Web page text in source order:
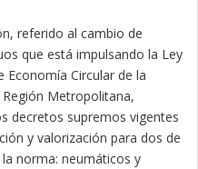
referido al cambio de
que está impulsando la Ley
Economía Circular de la
Metropolitana,
decretos supremos vigentes
y valorización para dos de
norma: neumáticos y